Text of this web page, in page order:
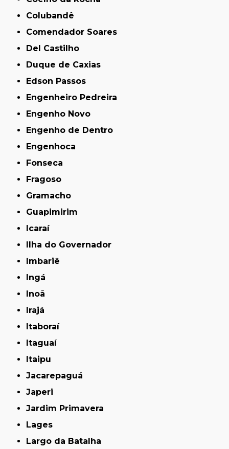
Colubandê
Comendador Soares
Del Castilho
Duque de Caxias
Edson Passos
Engenheiro Pedreira
Engenho Novo
Engenho de Dentro
Engenhoca
Fonseca
Fragoso
Gramacho
Guapimirim
Icaraí
Ilha do Governador
Imbariê
Ingá
Inoã
Irajá
Itaboraí
Itaguaí
Itaipu
Jacarepaguá
Japeri
Jardim Primavera
Lages
Largo da Batalha